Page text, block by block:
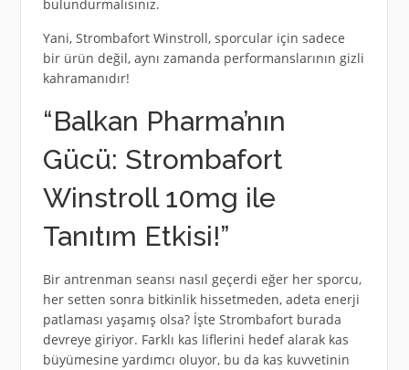
bulundurmalısınız.
Yani, Strombafort Winstroll, sporcular için sadece
bir ürün değil, aynı zamanda performanslarının gizli
kahramanıdır!
“Balkan Pharma’nın
Gücü: Strombafort
Winstroll 10mg ile
Tanıtım Etkisi!”
Bir antrenman seansı nasıl geçerdi eğer her sporcu,
her setten sonra bitkinlik hissetmeden, adeta enerji
patlaması yaşamış olsa? İşte Strombafort burada
devreye giriyor. Farklı kas liflerini hedef alarak kas
büyümesine yardımcı oluyor, bu da kas kuvvetinin